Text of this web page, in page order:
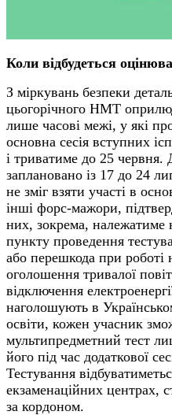
Коли відбудеться
З міркувань безпеки
цьогорічного НМТ
лише часові межі, у які
основна сесія вступних
і триватиме до 25 червня.
заплановано із 17 до 24
не зміг взяти участі в
інші форс-мажори,
них, зокрема, належатиме
пункту проведення
або перешкода при роботі
оголошення тривалої
відключення
наголошують в
освіти, кожен учасник
мультипредметний тест
його під час додаткової
Тестування
екзаменаційних центрах,
за кордоном.